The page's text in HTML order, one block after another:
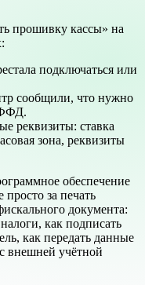
прошивку кассы» на
подключаться или
сообщили, что нужно
ФФД.
реквизиты: ставка
зона, реквизиты
обеспечение
за печать
документа:
как подписать
как передать данные
внешней учётной